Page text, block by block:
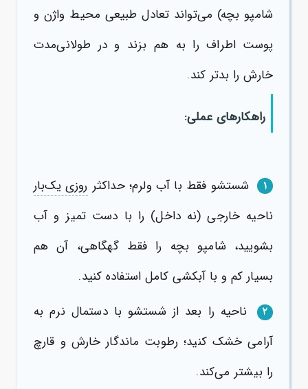
شامپو بچه) می‌تواند تعادل طبیعی محیط واژن و
پوست اطراف را به هم بزند و در طولانی‌مدت
خارش را بدتر کند.
راهکارهای عملی:
۱ شستشو فقط با آب ولرم؛ حداکثر روزی یک‌بار
ناحیه خارجی (نه داخل) را با دست تمیز و آب
بشویید، شامپو بچه را فقط گهگاهی، آن هم
بسیار کم و با آبکشی کامل استفاده کنید.
۲
ناحیه را بعد از شستشو با دستمال نرم به
آرامی خشک کنید؛ رطوبت ماندگار خارش و قارچ
را بیشتر می‌کند.